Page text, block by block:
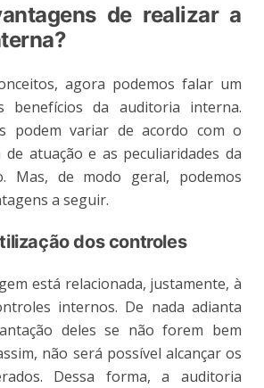
de realizar a
agora podemos falar um
benefícios da auditoria interna.
podem variar de acordo com o
atuação e as peculiaridades da
Mas, de modo geral, podemos
a seguir.
dos controles
está relacionada, justamente, à
internos. De nada adianta
deles se não forem bem
não será possível alcançar os
Dessa forma, a auditoria